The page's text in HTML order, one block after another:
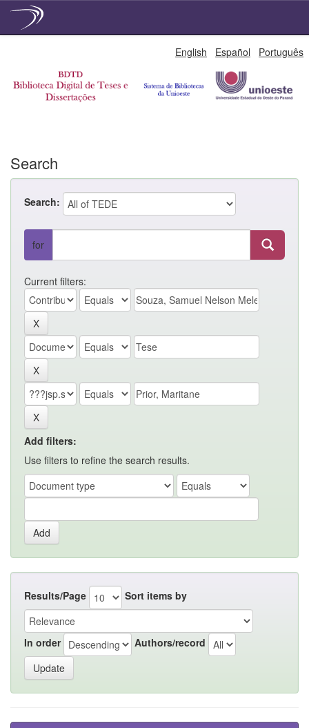
English Español Português
Search
Search:
for
Current filters:
Add filters:
Use filters to refine the search results.
Results/Page Sort items by
In order Authors/record